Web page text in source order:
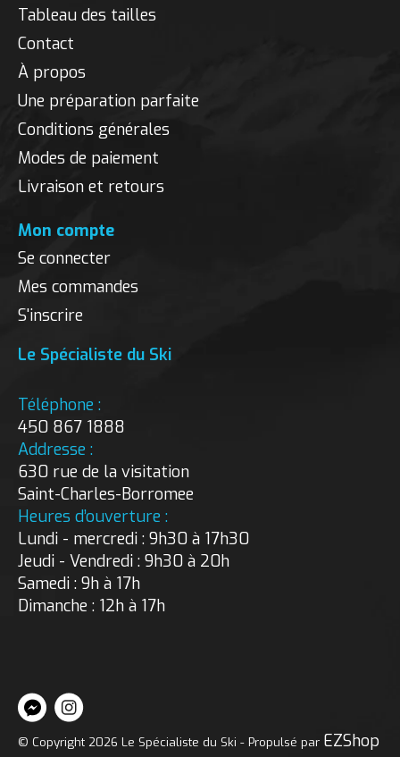
Tableau des tailles
Contact
À propos
Une préparation parfaite
Conditions générales
Modes de paiement
Livraison et retours
Mon compte
Se connecter
Mes commandes
S'inscrire
Le Spécialiste du Ski
Téléphone :
450 867 1888
Addresse :
630 rue de la visitation
Saint-Charles-Borromee
Heures d’ouverture :
Lundi - mercredi : 9h30 à 17h30
Jeudi - Vendredi : 9h30 à 20h
Samedi : 9h à 17h
Dimanche : 12h à 17h
© Copyright 2026 Le Spécialiste du Ski - Propulsé par EZShop